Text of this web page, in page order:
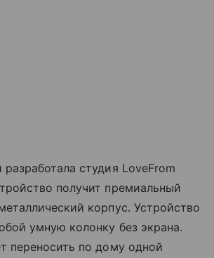
студия LoveFrom
получит премиальный
корпус. Устройство
умную колонку без экрана.
переносить по дому одной